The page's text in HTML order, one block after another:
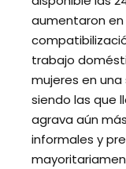
aumentaron en
trabajo
mujeres en
siendo las que
agrava aún
informales y